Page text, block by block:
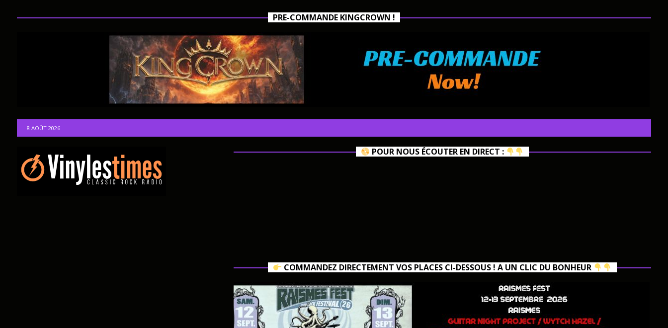
PRE-COMMANDE KINGCROWN !
8 AOÛT 2026
POUR NOUS ÉCOUTER EN DIRECT :
COMMANDEZ DIRECTEMENT VOS PLACES CI-DESSOUS ! A UN CLIC DU BONHEUR